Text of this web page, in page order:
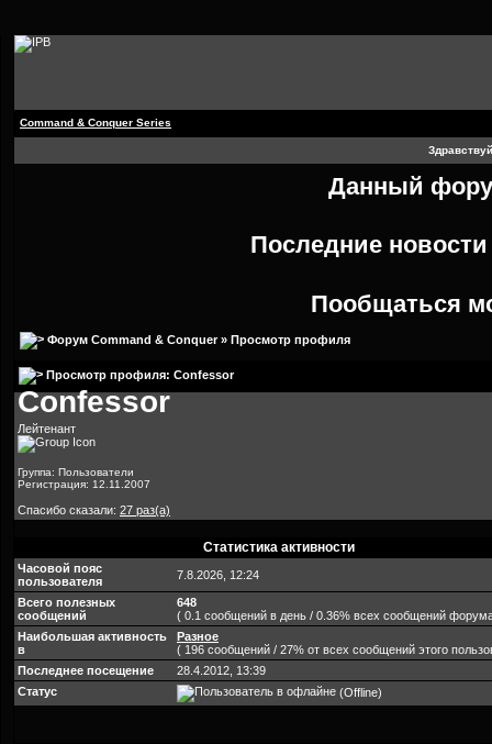
Command & Conquer Series
Данный
Последние
Пообщаться
Форум Command & Conquer» Просмотр профиля
Просмотр профиля: Confessor
Confessor
Лейтенант
Группа: Пользователи
Регистрация: 12.11.2007
Спасибо сказали: 27 раз(а)
Статистика активности
Часовой пояс
пользователя
7.8.2026, 12:24
Всего полезных
сообщений
648
( 0.1 сообщений в день / 0.36% всех сообщений
Наибольшая активность
в
Разное
( 196 сообщений / 27% от всех сообщений этого
Последнее посещение
28.4.2012, 13:39
Статус
(Offline)